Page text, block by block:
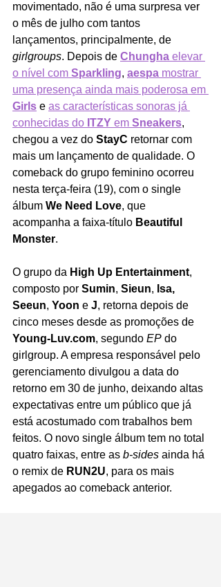
movimentado, não é uma surpresa ver
o mês de julho com tantos
lançamentos, principalmente, de
girlgroups. Depois de Chungha elevar
o nível com Sparkling, aespa mostrar
uma presença ainda mais poderosa em
Girls e as características sonoras já
conhecidas do ITZY em Sneakers,
chegou a vez do StayC retornar com
mais um lançamento de qualidade. O
comeback do grupo feminino ocorreu
nesta terça-feira (19), com o single
álbum We Need Love, que
acompanha a faixa-título Beautiful
Monster.
O grupo da High Up Entertainment,
composto por Sumin, Sieun, Isa,
Seeun, Yoon e J, retorna depois de
cinco meses desde as promoções de
Young-Luv.com, segundo EP do
girlgroup. A empresa responsável pelo
gerenciamento divulgou a data do
retorno em 30 de junho, deixando altas
expectativas entre um público que já
está acostumado com trabalhos bem
feitos. O novo single álbum tem no total
quatro faixas, entre as b-sides ainda há
o remix de RUN2U, para os mais
apegados ao comeback anterior.